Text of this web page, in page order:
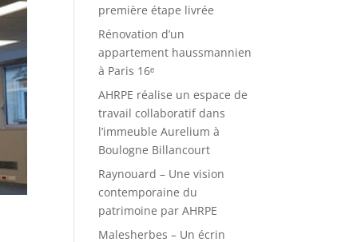
première étape livrée
Rénovation d’un
appartement haussmannien
à Paris 16ᵉ
AHRPE réalise un espace de
travail collaboratif dans
l’immeuble Aurelium à
Boulogne Billancourt
Raynouard – Une vision
contemporaine du
patrimoine par AHRPE
Malesherbes – Un écrin